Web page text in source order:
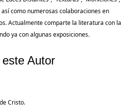
así como numerosas colaboraciones en
Actualmente comparte la literatura con la
ya con algunas exposiciones.
Autor
Cristo.